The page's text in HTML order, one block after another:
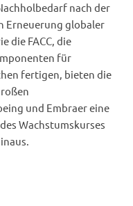
nach der
Erneuerung globaler
die FACC, die
für
fertigen, bieten die
und Embraer eine
Wachstumskurses